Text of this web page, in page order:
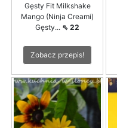
Gęsty Fit Milkshake
Mango (Ninja Creami)
Gęsty... ⇖ 22
Zobacz przepis!